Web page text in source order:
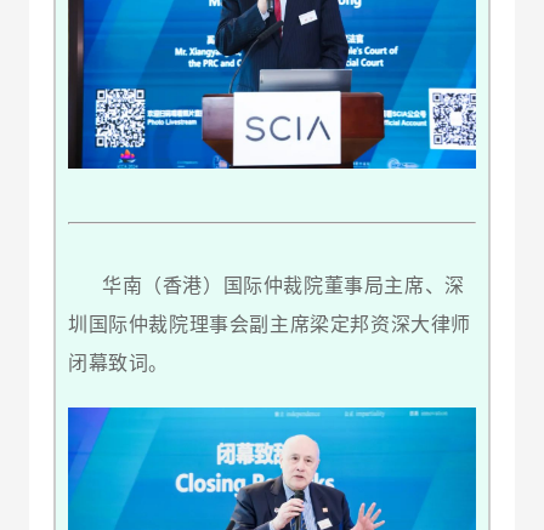
华南（香港）国际仲裁院董事局主席、深
圳国际仲裁院理事会副主席梁定邦资深大律师
闭幕致词。